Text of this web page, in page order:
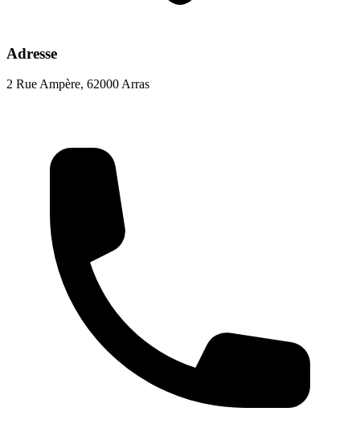
Adresse
2 Rue Ampère, 62000 Arras